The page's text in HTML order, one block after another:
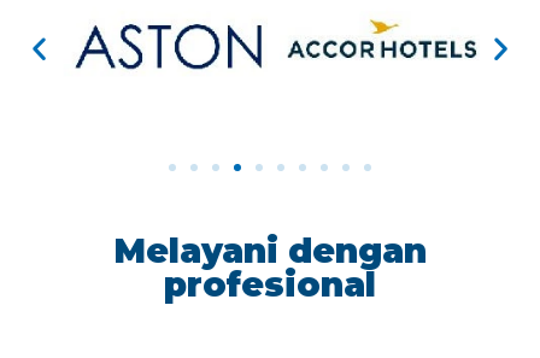
Melayani dengan
profesional